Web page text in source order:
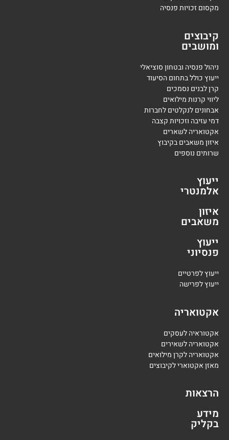
מקסום זכויות פנסיה
קיבוצים
ומושבים
ניהול פנסיה ובטחון סוציאלי
ייעוץ כולל בתחום הסיעוד
קרן לבנים נסמכים
ליווי קרנות מילואים
אבחונים לנקלטים לחברות
דמי עזיבה וזכויות קצבה
אקטואריה לשארים
איזון משאבים בקיבוץ
שרותים נוספים
ייעוץ
אלמנטרי
איזון
משאבים
ייעוץ
פנסיוני
ייעוץ לפרטיים
ייעוץ לפרישה
אקטואריה
אקטוראיה לעסקים
אקטואריה לשאירים
אקטואריה לקרן מילואים
מאזן אקטוארי לקיבוצים
הרצאות
מידע
בקליק